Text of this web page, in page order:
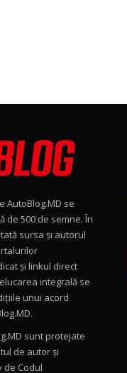
AutoBlog.MD se
de 500 de semne. În
sursa și autorul
și linkul direct
integrală se
unui acord
sunt protejate
de autor și
de Codul